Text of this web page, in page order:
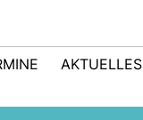
AKTUELLES